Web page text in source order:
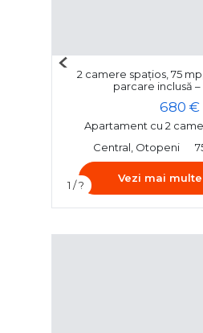
1 / ?
2 camere spațios, 75
parcare inclusă
680 €
Apartament cu 2
Central, Otopeni
Vezi mai